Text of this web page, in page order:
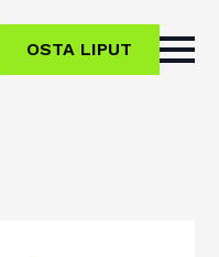
OSTA LIPUT